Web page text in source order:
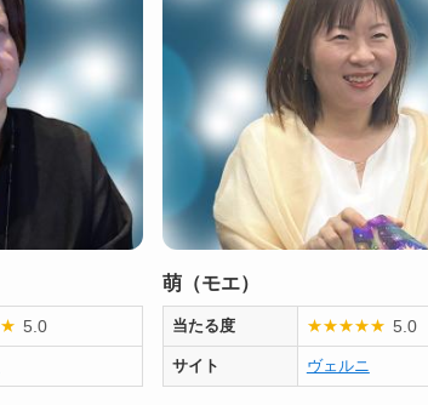
★ 5.0
萌（モエ）
当たる度 ★★★★★ 5.0
サイト ヴェルニ